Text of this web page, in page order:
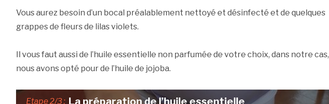
Vous aurez besoin d’un bocal préalablement nettoyé et désinfecté et de quelques
grappes de fleurs de lilas violets.
Il vous faut aussi de l’huile essentielle non parfumée de votre choix, dans notre cas,
nous avons opté pour de l’huile de jojoba.
Etape 2/3 : La préparation de l’huile essentielle